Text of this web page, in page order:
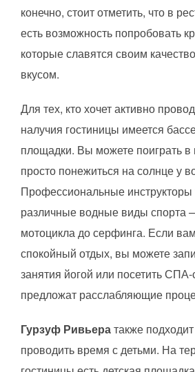
конечно, стоит отметить, что в
есть возможность попробовать
которые славятся своим
вкусом.
Для тех, кто хочет активно
налучия гостиницы имеется
площадки. Вы можете поиграть в
просто понежиться на солнце у
Профессиональные инструкторы
различные водные виды спорта
мотоцикла до серфинга. Если
спокойный отдых, вы можете
занятия йогой или посетить
предложат расслабляющие
Гурзуф Ривьератакже
проводить время с детьми. На